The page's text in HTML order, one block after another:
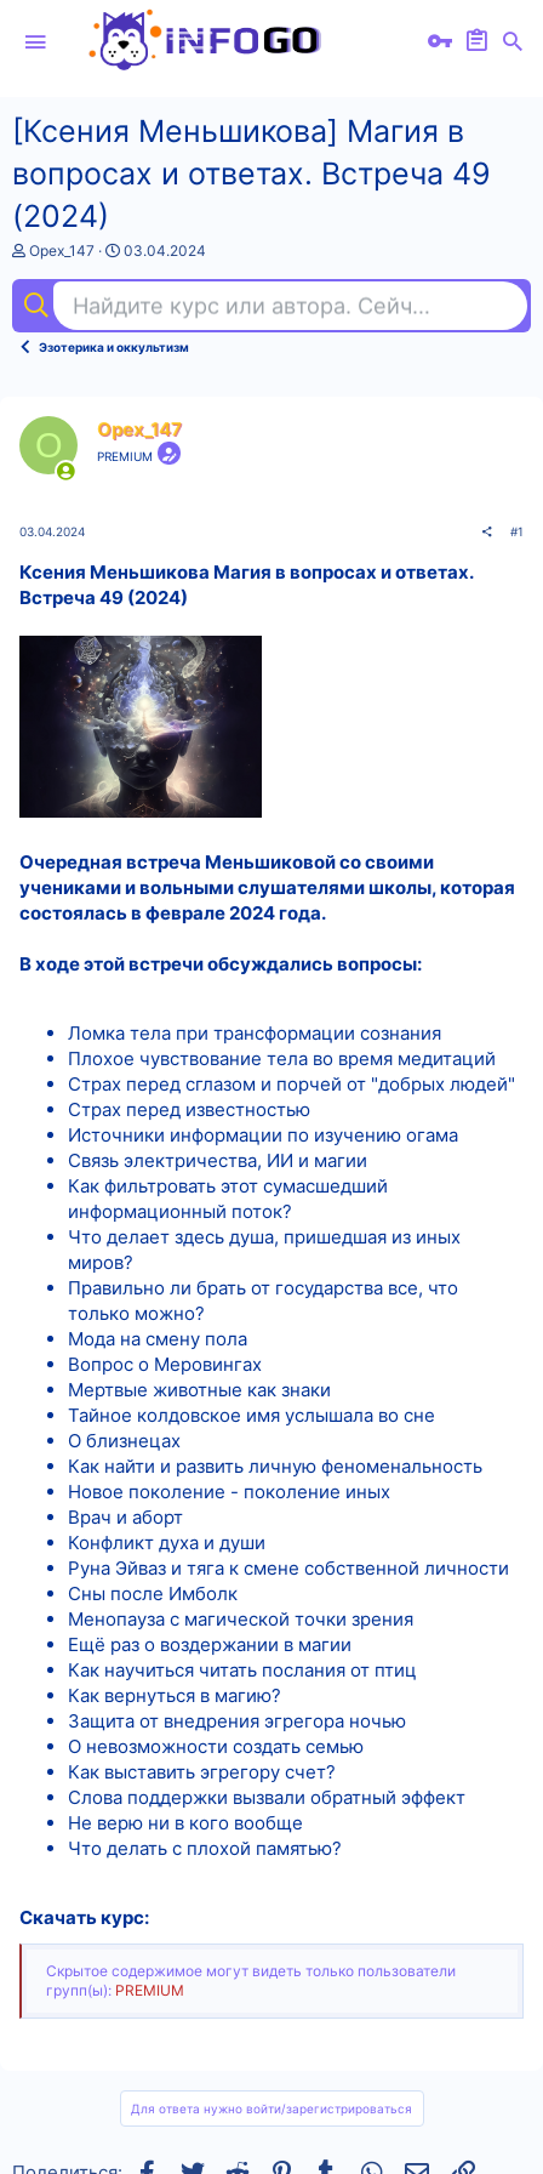
[Ксения Меньшикова] Магия в
вопросах и ответах. Встреча 49
(2024)
А
т
о
т
Opex_147
Д
а
н
а
а
03.04.2024
Найдите курс или автора. Сейчас ищут
Эзотерика и оккультизм
O Opex_147
PREMIUM
03.04.2024 #1
Ксения Меньшикова Магия в вопросах и ответах.
Встреча 49 (2024)
Очередная встреча Меньшиковой со своими
учениками и вольными слушателями школы, которая
состоялась в феврале 2024 года.
В ходе этой встречи обсуждались вопросы:
Ломка тела при трансформации сознания
Плохое чувствование тела во время медитаций
Страх перед сглазом и порчей от "добрых людей"
Страх перед известностью
Источники информации по изучению огама
Связь электричества, ИИ и магии
Как фильтровать этот сумасшедший
информационный поток?
Что делает здесь душа, пришедшая из иных
миров?
Правильно ли брать от государства все, что
только можно?
Мода на смену пола
Вопрос о Меровингах
Мертвые животные как знаки
Тайное колдовское имя услышала во сне
О близнецах
Как найти и развить личную феноменальность
Новое поколение - поколение иных
Врач и аборт
Конфликт духа и души
Руна Эйваз и тяга к смене собственной личности
Сны после Имболк
Менопауза с магической точки зрения
Ещё раз о воздержании в магии
Как научиться читать послания от птиц
Как вернуться в магию?
Защита от внедрения эгрегора ночью
О невозможности создать семью
Как выставить эгрегору счет?
Слова поддержки вызвали обратный эффект
Не верю ни в кого вообще
Что делать с плохой памятью?
Скачать курс:
Скрытое содержимое могут видеть только пользователи
групп(ы): PREMIUM
Для ответа нужно войти/зарегистрироваться
Facebook
TwitterReddit Pinterest
Tumblr WhatsAppСсылка